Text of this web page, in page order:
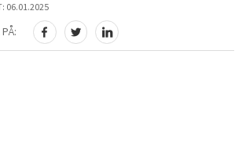
06.01.2025
PÅ:
DEL PÅ FACEBOOK
DEL PÅ TWITTER
DEL PÅ LINKEDIN